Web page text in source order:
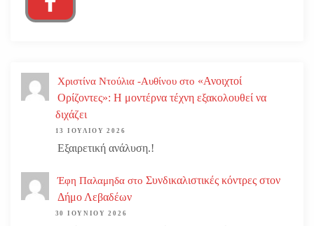
Χριστίνα Ντούλια -Αυθίνου στο «Ανοιχτοί
Ορίζοντες»: Η μοντέρνα τέχνη εξακολουθεί να
διχάζει
13 ΙΟΥΛΊΟΥ 2026
Εξαιρετική ανάλυση.!
Έφη Παλαμηδα στο Συνδικαλιστικές κόντρες στον
Δήμο Λεβαδέων
30 ΙΟΥΝΊΟΥ 2026